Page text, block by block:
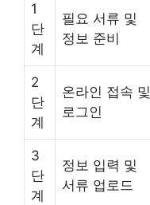
1
단
계
필요 서류 및
정보 준비
2
단
계
온라인 접속 및
로그인
3
단
계
정보 입력 및
서류 업로드